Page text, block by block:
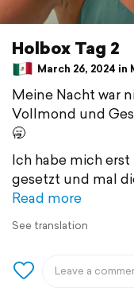
Holbox Tag 2
March 26, 2024 in
Meine Nacht war
Vollmond und
🥱
Ich habe mich
gesetzt und mal
Read more
See translation